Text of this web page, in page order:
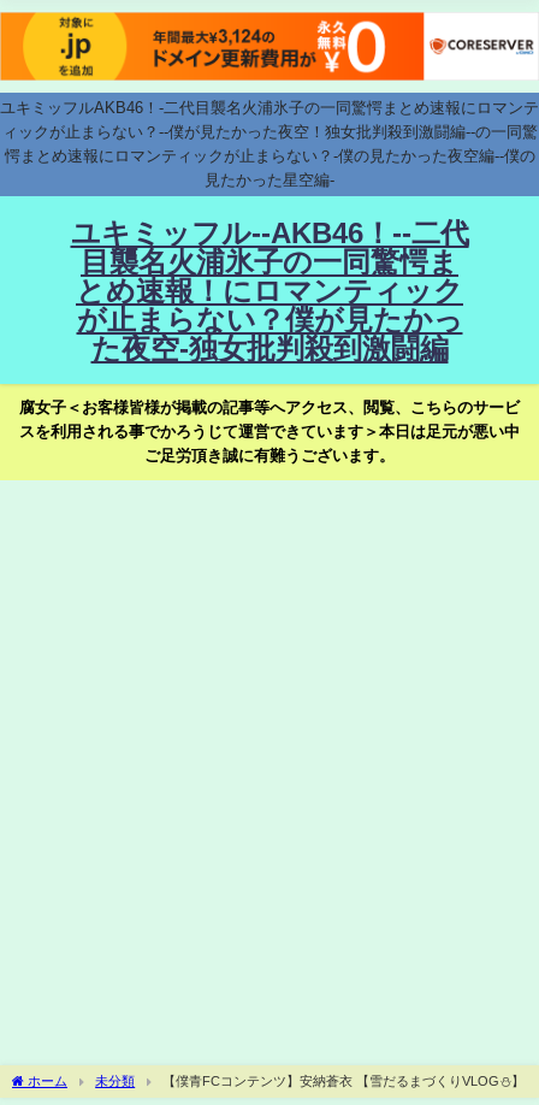
ユキミッフルAKB46！-二代目襲名火浦氷子の一同驚愕まとめ速報にロマンテ
ィックが止まらない？--僕が見たかった夜空！独女批判殺到激闘編--の一同驚
愕まとめ速報にロマンティックが止まらない？-僕の見たかった夜空編--僕の
見たかった星空編-
ユキミッフル--AKB46！--二代
目襲名火浦氷子の一同驚愕ま
とめ速報！にロマンティック
が止まらない？僕が見たかっ
た夜空-独女批判殺到激闘編
腐女子＜お客様皆様が掲載の記事等へアクセス、閲覧、こちらのサービ
スを利用される事でかろうじて運営できています＞本日は足元が悪い中
ご足労頂き誠に有難うございます。
ホーム 未分類 【僕青FCコンテンツ】安納蒼衣 【雪だるまづくりVLOG⛄️】